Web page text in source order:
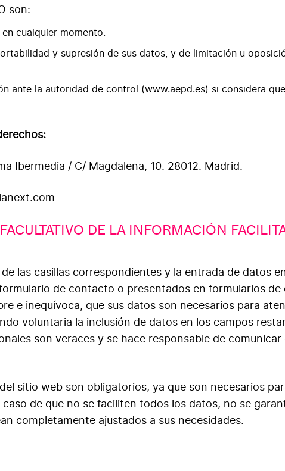
son:
cualquier momento.
y supresión de sus datos, y de limitación u
ante la autoridad de control (www.aepd.es) si considera
Ibermedia / C/ Magdalena, 10. 28012. Madrid.
DE LA INFORMACIÓN
las casillas correspondientes y la entrada de datos
de contacto o presentados en formularios de
e inequívoca, que sus datos son necesarios para
voluntaria la inclusión de datos en los campos
son veraces y se hace responsable de comunicar
sitio web son obligatorios, ya que son necesarios
de que no se faciliten todos los datos, no se
completamente ajustados a sus necesidades.